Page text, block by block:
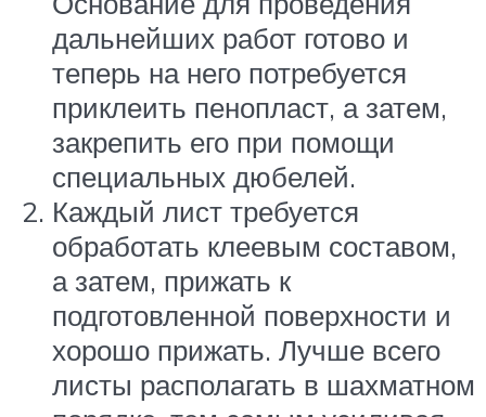
дальнейших работ готово и
теперь на него потребуется
приклеить пенопласт, а затем,
закрепить его при помощи
специальных дюбелей.
Каждый лист требуется
обработать клеевым составом,
а затем, прижать к
подготовленной поверхности и
хорошо прижать. Лучше всего
листы располагать в шахматном